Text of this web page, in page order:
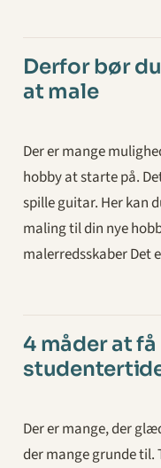
Derfor bør
at male
Der er mange
hobby at starte på.
spille guitar. Her kan
maling til din nye
malerredsskaber
4 måder at
Der er mange, der
der mange grunde til.